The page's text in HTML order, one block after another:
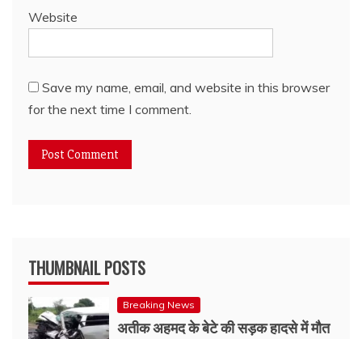
Website
Save my name, email, and website in this browser
for the next time I comment.
THUMBNAIL POSTS
Breaking News
अतीक अहमद के बेटे की सड़क हादसे में मौत